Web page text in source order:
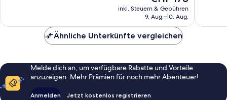
Preis
beträgt
inkl. Steuern & Gebühren
9. Aug.–10. Aug.
Ähnliche Unterkünfte vergleichen
Melde dich an, um verfügbare Rabatte und Vorteile
anzuzeigen. Mehr Prämien für noch mehr Abenteuer!
Anmelden Jetzt kostenlos registrieren